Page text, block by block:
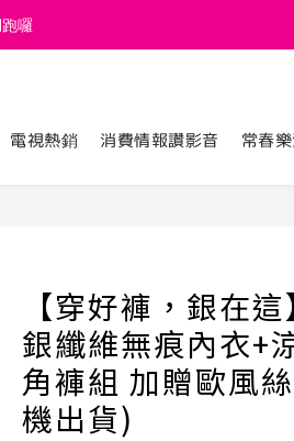
囉
電視熱銷 消費情報讚影音 常春
【穿好褲，銀在
銀纖維無痕內衣+
角褲組 加贈歐風
機出貨)